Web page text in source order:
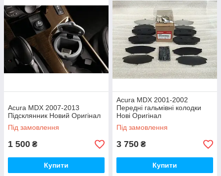
Acura MDX 2007-2013
Підсклянник Новий Оригінал
Під замовлення
1 500 ₴
Купити
Acura MDX 2001-2002
Передні гальмівні колодки
Нові Оригінал
Під замовлення
3 750 ₴
Купити